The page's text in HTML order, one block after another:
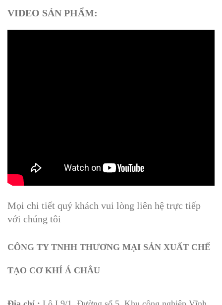
VIDEO SẢN PHẨM:
Mọi chi tiết quý khách vui lòng liên hệ trực tiếp
với chúng tôi
CÔNG TY TNHH THƯƠNG MẠI SẢN XUẤT CHẾ
TẠO CƠ KHÍ Á CHÂU